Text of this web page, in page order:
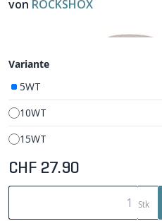
von ROCKSHOX
Variante
5WT
10WT
15WT
CHF 27.90
Stk